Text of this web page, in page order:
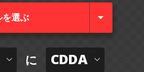
を選ぶ
に CDDA